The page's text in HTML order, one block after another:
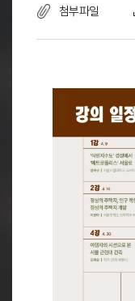
첨부파일